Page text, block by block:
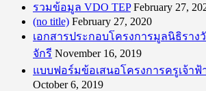
รวมข้อมูล VDO TEP February 27,
(no title) February 27, 2020
เอกสารประกอบโครงการมูลนิธิราง
จักรี November 16, 2019
แบบฟอร์มข้อเสนอโครงการครูเจ้า
October 6, 2019